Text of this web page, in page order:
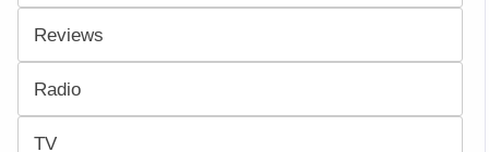
Reviews
Radio
TV